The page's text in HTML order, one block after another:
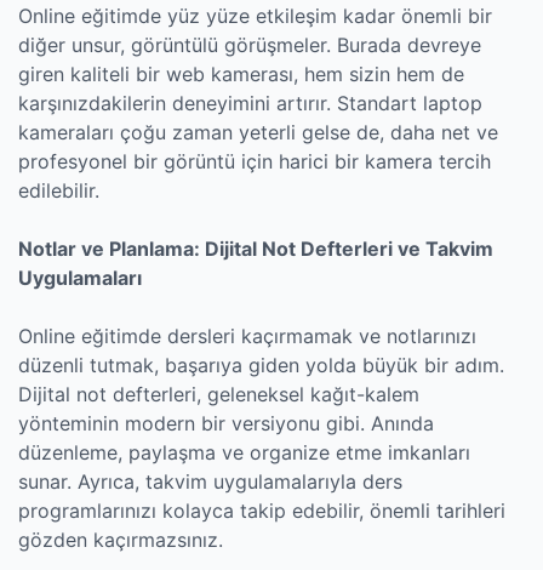
Online eğitimde yüz yüze etkileşim kadar önemli bir
diğer unsur, görüntülü görüşmeler. Burada devreye
giren kaliteli bir web kamerası, hem sizin hem de
karşınızdakilerin deneyimini artırır. Standart laptop
kameraları çoğu zaman yeterli gelse de, daha net ve
profesyonel bir görüntü için harici bir kamera tercih
edilebilir.
Notlar ve Planlama: Dijital Not Defterleri ve Takvim
Uygulamaları
Online eğitimde dersleri kaçırmamak ve notlarınızı
düzenli tutmak, başarıya giden yolda büyük bir adım.
Dijital not defterleri, geleneksel kağıt-kalem
yönteminin modern bir versiyonu gibi. Anında
düzenleme, paylaşma ve organize etme imkanları
sunar. Ayrıca, takvim uygulamalarıyla ders
programlarınızı kolayca takip edebilir, önemli tarihleri
gözden kaçırmazsınız.